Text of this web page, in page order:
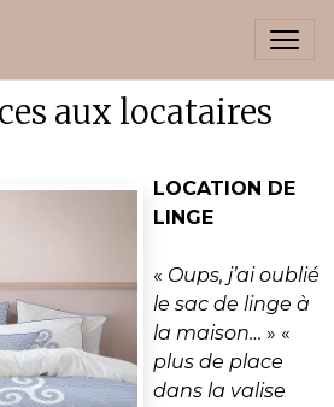
aux locataires
LOCATION DE
LINGE
« Oups, j’ai oublié
le sac de linge à
la maison… » «
plus de place
dans la valise